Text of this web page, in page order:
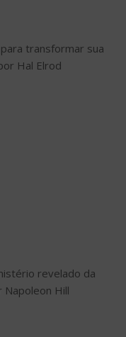
transformar sua
Hal Elrod
revelado da
Hill